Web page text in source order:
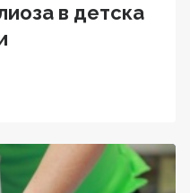
в детска